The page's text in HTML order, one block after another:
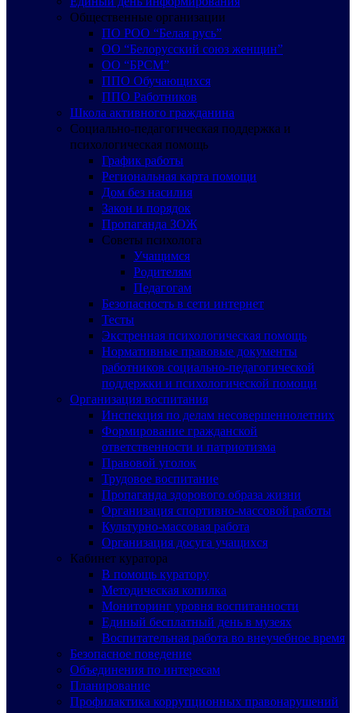
Общественные организации
ПО РОО “Белая русь”
ОО “Белорусский союз женщин”
ОО “БРСМ”
ППО Обучающихся
ППО Работников
Школа активного гражданина
Социально-педагогическая поддержка и
психологическая помощь
График работы
Региональная карта помощи
Дом без насилия
Закон и порядок
Пропаганда ЗОЖ
Советы психолога
Учащимся
Родителям
Педагогам
Безопасность в сети интернет
Тесты
Экстренная психологическая помощь
Нормативные правовые документы
работников социально-педагогической
поддержки и психологической помощи
Организация воспитания
Инспекция по делам несовершеннолетних
Формирование гражданской
ответственности и патриотизма
Правовой уголок
Трудовое воспитание
Пропаганда здорового образа жизни
Организация спортивно-массовой работы
Культурно-массовая работа
Организация досуга учащихся
Кабинет куратора
В помощь куратору
Методическая копилка
Мониторинг уровня воспитанности
Единый бесплатный день в музеях
Воспитательная работа во внеучебное время
Безопасное поведение
Объединения по интересам
Планирование
Профилактика коррупционных правонарушений